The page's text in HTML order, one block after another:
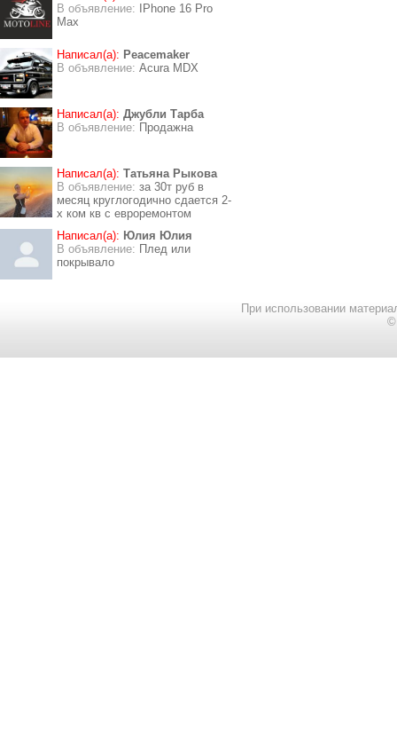
В объявление:
IPhone 16 Pro
Max
Написал(а): Peacemaker
В объявление: Acura MDX
Написал(а): Джубли Тарба
В объявление: Продажна
Написал(а): Татьяна Рыкова
В объявление: за 30т руб в
месяц круглогодично сдается 2-
х ком кв с евроремонтом
Написал(а): Юлия Юлия
В объявление: Плед или
покрывало
При использовании